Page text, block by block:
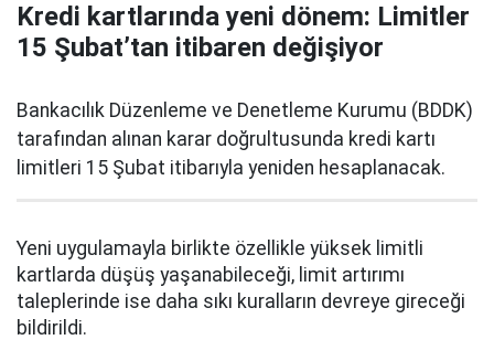
Kredi kartlarında yeni dönem: Limitler
15 Şubat’tan itibaren değişiyor
Bankacılık Düzenleme ve Denetleme Kurumu (BDDK)
tarafından alınan karar doğrultusunda kredi kartı
limitleri 15 Şubat itibarıyla yeniden hesaplanacak.
Yeni uygulamayla birlikte özellikle yüksek limitli
kartlarda düşüş yaşanabileceği, limit artırımı
taleplerinde ise daha sıkı kuralların devreye gireceği
bildirildi.